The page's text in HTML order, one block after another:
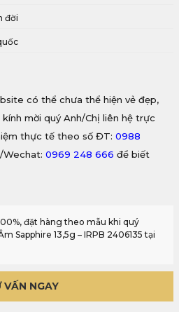
đời
có thể chưa thể hiện vẻ đẹp,
mời quý Anh/Chị liên hệ trực
thực tế theo số ĐT: 0988
Wechat: 0969 248 666 để biết
đặt hàng theo mẫu khi quý
Sapphire 13,5g – IRPB 2406135 tại
VẤN NGAY